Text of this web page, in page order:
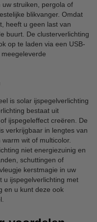
struiken, pergola of
blikvanger. Omdat
heeft u geen last van
buurt. De clusterverlichting
op te laden via een USB-
is solar ijspegelverlichting
bestaat uit
ijspegeleffect creëren. De
verkrijgbaar in lengtes van
wit of multicolor.
niet energiezuinig en
schuttingen of
kerstmagie in uw
u ijspegelverlichting met
en u kunt deze ook